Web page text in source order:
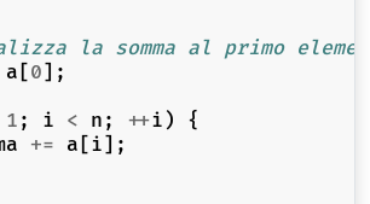
la somma al primo
a [0];
1 ; i < n ; ++i )
{
+= a [i];